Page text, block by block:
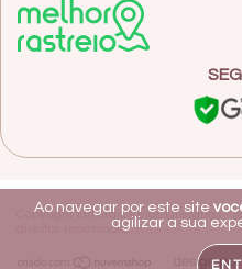
Ao navegar por este site
agilizar a sua
Copyright Litterae Velas Literárias -
direitos reservados.